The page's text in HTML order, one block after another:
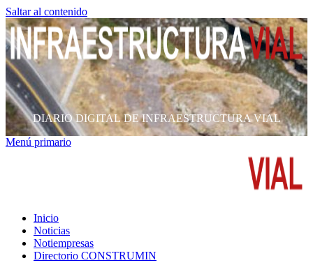
Saltar al contenido
DIARIO DIGITAL DE INFRAESTRUCTURA VIAL
Menú primario
Inicio
Noticias
Notiempresas
Directorio CONSTRUMIN